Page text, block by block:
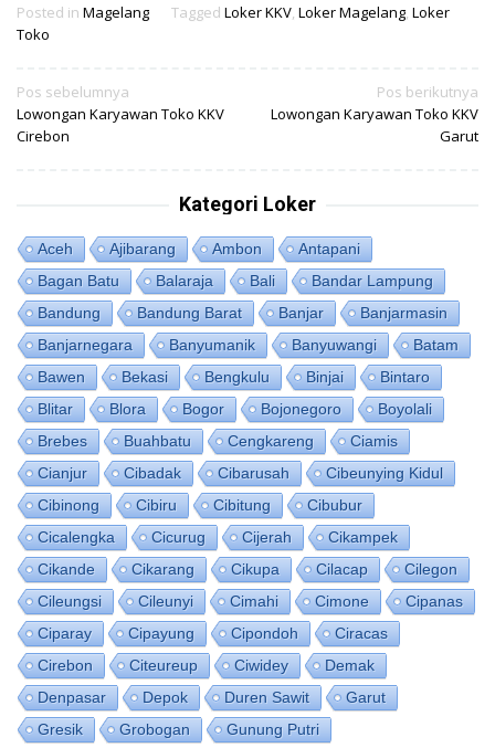
Posted in Magelang Tagged Loker KKV, Loker Magelang, Loker
Toko
Navigasi
pos
Pos sebelumnya
Lowongan Karyawan Toko KKV
Cirebon
Pos berikutnya
Lowongan Karyawan Toko KKV
Garut
Kategori Loker
Aceh Ajibarang Ambon
Antapani
Bagan Batu
Balaraja Bali
Bandar Lampung
Bandung
Bandung Barat Banjar
Banjarmasin
Banjarnegara
Banyumanik Banyuwangi
Batam
Bawen
Bekasi Bengkulu Binjai
Bintaro
Blitar
Blora Bogor Bojonegoro
Boyolali
Brebes
Buahbatu Cengkareng
Ciamis
Cianjur
Cibadak Cibarusah
Cibeunying Kidul
Cibinong
Cibiru Cibitung
Cibubur
Cicalengka
Cicurug Cijerah
Cikampek
Cikande
Cikarang Cikupa Cilacap
Cilegon
Cileungsi
Cileunyi Cimahi Cimone
Cipanas
Ciparay
Cipayung Cipondoh
Ciracas
Cirebon
Citeureup Ciwidey
Demak
Denpasar
Depok Duren Sawit
Garut
Gresik
Grobogan
Gunung Putri